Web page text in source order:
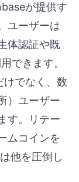
が提供す
ユーザーは
体認証や既
できます。
けでなく、数
）ユーザー
す。リテー
ムコインを
他を圧倒し